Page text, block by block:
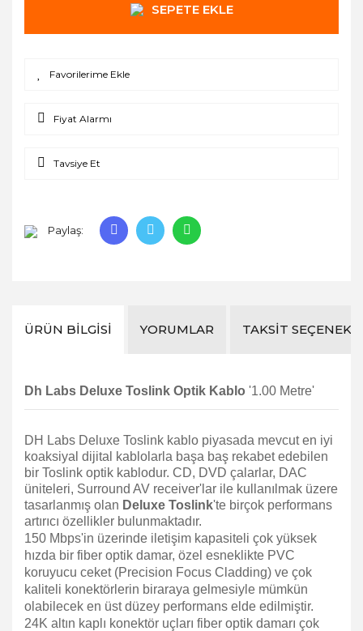
SEPETE EKLE
Fiyat Alarmı
Tavsiye Et
Paylaş:
ÜRÜN BILGISI YORUMLAR TAKSIT
Dh Labs Deluxe Toslink Optik Kablo '1.00 Metre'
DH Labs Deluxe Toslink kablo piyasada mevcut en iyi
koaksiyal dijital kablolarla başa baş rekabet edebilen
bir Toslink optik kablodur. CD, DVD çalarlar, DAC
üniteleri, Surround AV receiver'lar ile kullanılmak üzere
tasarlanmış olan Deluxe Toslink'te birçok performans
artırıcı özellikler bulunmaktadır.
150 Mbps'in üzerinde iletişim kapasiteli çok yüksek
hızda bir fiber optik damar, özel esneklikte PVC
koruyucu ceket (Precision Focus Cladding) ve çok
kaliteli konektörlerin biraraya gelmesiyle mümkün
olabilecek en üst düzey performans elde edilmiştir.
24K altın kaplı konektör uçları fiber optik damarı çok